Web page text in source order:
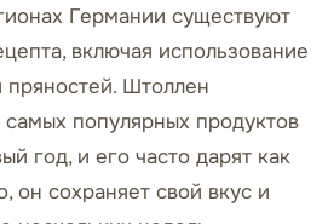
Германии существуют
включая использование
пряностей. Штоллен
популярных продуктов
год, и его часто дарят как
он сохраняет свой вкус и